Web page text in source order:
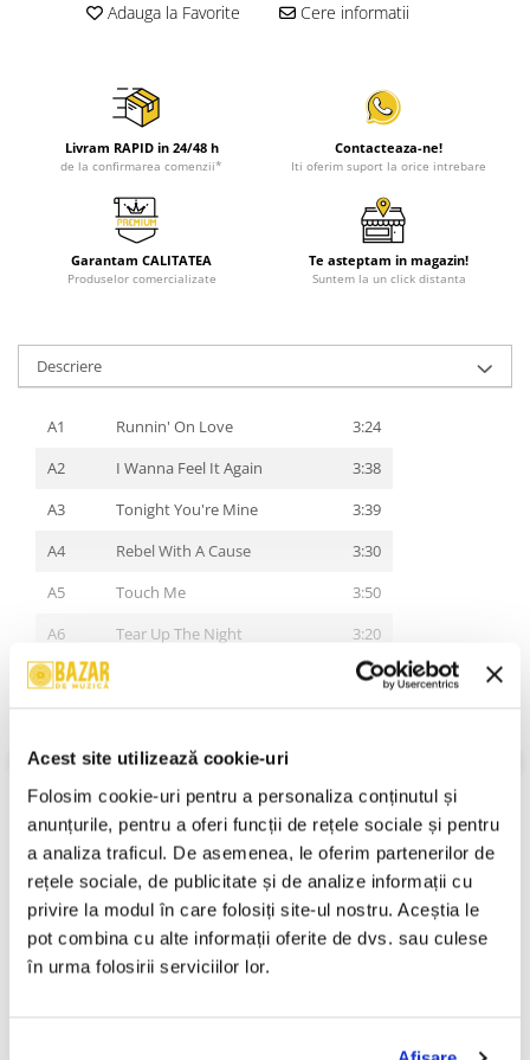
Acest site utilizează cookie-uri
Folosim cookie-uri pentru a personaliza conținutul și
anunțurile, pentru a oferi funcții de rețele sociale și pentru
a analiza traficul. De asemenea, le oferim partenerilor de
rețele sociale, de publicitate și de analize informații cu
privire la modul în care folosiți site-ul nostru. Aceștia le
pot combina cu alte informații oferite de dvs. sau culese
în urma folosirii serviciilor lor.
Adauga la Favorite Cere informatii
Livram RAPID in 24/48 h
de la confirmarea comenzii*
Contacteaza-ne!
Iti oferim suport la orice intrebare
Garantam CALITATEA
Produselor comercializate
Te asteptam in magazin!
Suntem la un click distanta
Descriere
A1 Runnin' On Love
3:24
A2
I Wanna Feel It Again
3:38
A3
Tonight You're Mine
3:39
A4
Rebel With A Cause
3:30
A5
Touch Me
3:50
A6
Tear Up The Night
3:20
B1
4:31
B3
Can't Get Her Out Of My Head
B4
All Night Long
3:54
I'm On Fire 3:30
Stare Coperta:Near Mint (NM or M-)
Gen:Rock
Stil:Hard Rock
An Lansare:1989
Informatii conformitate produs
Review-uri(0)
PRODUSE ALTERNATIVE